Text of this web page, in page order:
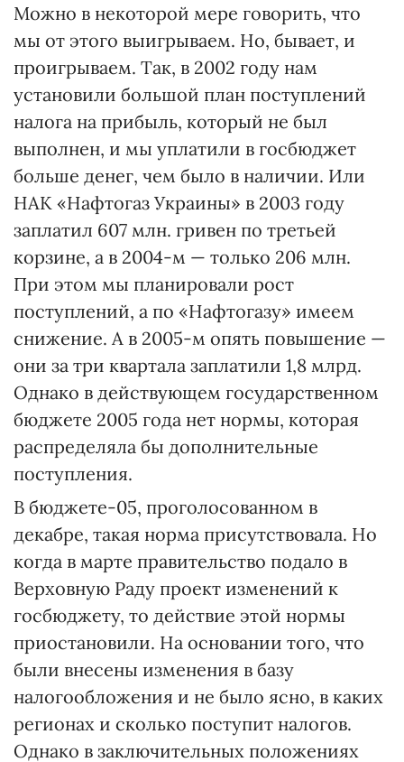
Можно в некоторой мере говорить, что
мы от этого выигрываем. Но, бывает, и
проигрываем. Так, в 2002 году нам
установили большой план поступлений
налога на прибыль, который не был
выполнен, и мы уплатили в госбюджет
больше денег, чем было в наличии. Или
НАК «Нафтогаз Украины» в 2003 году
заплатил 607 млн. гривен по третьей
корзине, а в 2004-м — только 206 млн.
При этом мы планировали рост
поступлений, а по «Нафтогазу» имеем
снижение. А в 2005-м опять повышение —
они за три квартала заплатили 1,8 млрд.
Однако в действующем государственном
бюджете 2005 года нет нормы, которая
распределяла бы дополнительные
поступления.
В бюджете-05, проголосованном в
декабре, такая норма присутствовала. Но
когда в марте правительство подало в
Верховную Раду проект изменений к
госбюджету, то действие этой нормы
приостановили. На основании того, что
были внесены изменения в базу
налогообложения и не было ясно, в каких
регионах и сколько поступит налогов.
Однако в заключительных положениях